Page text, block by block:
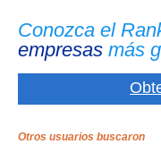
Conozca el
empresas más
Otros usuarios buscaron